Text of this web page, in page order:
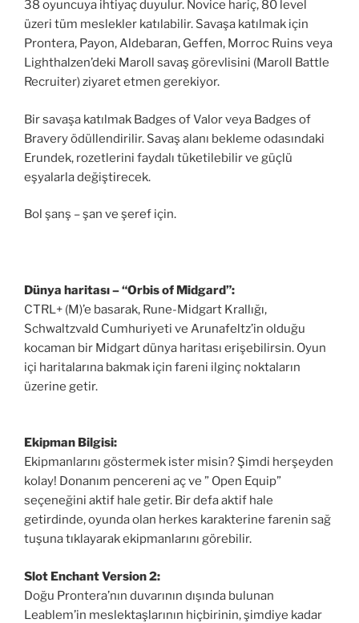
38 oyuncuya ihtiyaç duyulur. Novice hariç, 80 level
üzeri tüm meslekler katılabilir. Savaşa katılmak için
Prontera, Payon, Aldebaran, Geffen, Morroc Ruins veya
Lighthalzen’deki Maroll savaş görevlisini (Maroll Battle
Recruiter) ziyaret etmen gerekiyor.
Bir savaşa katılmak Badges of Valor veya Badges of
Bravery ödüllendirilir. Savaş alanı bekleme odasındaki
Erundek, rozetlerini faydalı tüketilebilir ve güçlü
eşyalarla değiştirecek.
Bol şanş – şan ve şeref için.
Dünya haritası – “Orbis of Midgard”:
CTRL+ (M)’e basarak, Rune-Midgart Krallığı,
Schwaltzvald Cumhuriyeti ve Arunafeltz’in olduğu
kocaman bir Midgart dünya haritası erişebilirsin. Oyun
içi haritalarına bakmak için fareni ilginç noktaların
üzerine getir.
Ekipman Bilgisi:
Ekipmanlarını göstermek ister misin? Şimdi herşeyden
kolay! Donanım pencereni aç ve ” Open Equip”
seçeneğini aktif hale getir. Bir defa aktif hale
getirdinde, oyunda olan herkes karakterine farenin sağ
tuşuna tıklayarak ekipmanlarını görebilir.
Slot Enchant Version 2:
Doğu Prontera’nın duvarının dışında bulunan
Leablem’in meslektaşlarının hiçbirinin, şimdiye kadar